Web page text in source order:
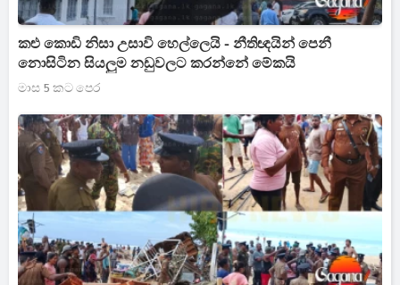
කළු කොඩි නිසා උසාවි හෙල්ලෙයි - නීතිඥයින් පෙනී
නොසිටින සියලුම නඩුවලට කරන්නේ මේකයි
මාස 5 කට පෙර